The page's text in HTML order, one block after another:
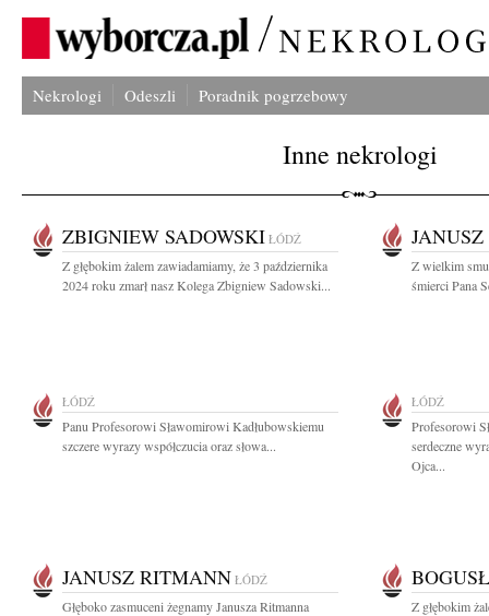
Nekrologi Odeszli Poradnik pogrzebowy
Inne nekrologi
ZBIGNIEW SADOWSKI ŁÓDŹ
Z głębokim żalem zawiadamiamy, że 3 października
2024 roku zmarł nasz Kolega Zbigniew Sadowski...
Z wielkim
śmierci Pana
ŁÓDŹ
Panu Profesorowi Sławomirowi Kadłubowskiemu
szczere wyrazy współczucia oraz słowa...
ŁÓDŹ
Profesorowi
serdeczne
Ojca...
JANUSZ RITMANN ŁÓDŹ
Głęboko zasmuceni żegnamy Janusza Ritmanna
Z głębokim